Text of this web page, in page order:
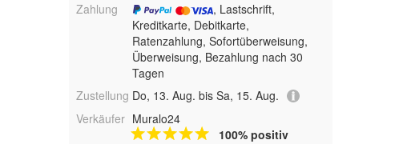
Zahlung
, Lastschrift,
Kreditkarte, Debitkarte,
Ratenzahlung, Sofortüberweisung,
Überweisung, Bezahlung nach 30
Tagen
Zustellung Do, 13. Aug. bis Sa, 15. Aug.
Verkäufer Muralo24
100% positiv